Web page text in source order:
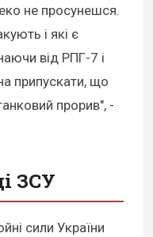
не просунешся.
і які є
від РПГ-7 і
припускати, що
прорив", -
ЗСУ
сили України